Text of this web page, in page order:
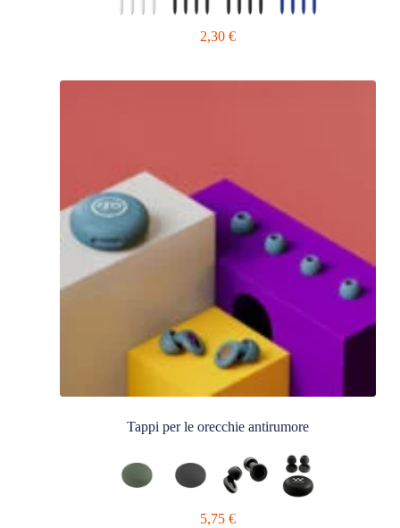
2,30 €
Tappi per le orecchie antirumore
5,75 €